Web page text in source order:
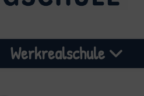
Werkrealschule